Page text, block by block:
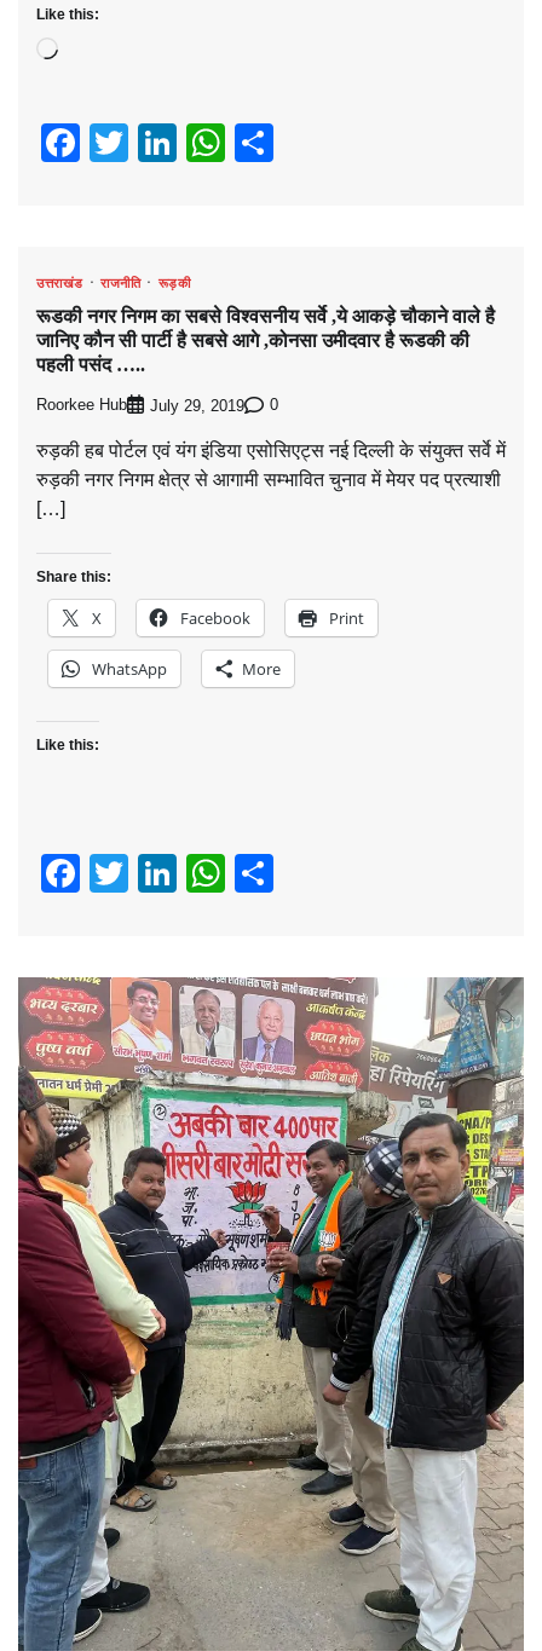
Like this:
Loading…
Facebook
TwitterLinkedIn
WhatsApp
उत्तराखंड राजनीति रूड़की
रूडकी नगर निगम का सबसे विश्वसनीय सर्वे ,ये आकड़े चौकाने वाले है
जानिए कौन सी पार्टी है सबसे आगे ,कोनसा उमीदवार है रूडकी की
पहली पसंद …..
Roorkee Hub July 29, 2019 0
रुड़की हब पोर्टल एवं यंग इंडिया एसोसिएट्स नई दिल्ली के संयुक्त सर्वे में
रुड़की नगर निगम क्षेत्र से आगामी सम्भावित चुनाव में मेयर पद प्रत्याशी
[…]
Share this:
X Facebook Print
WhatsApp More
Like this:
Facebook
Twitter
LinkedIn
WhatsApp